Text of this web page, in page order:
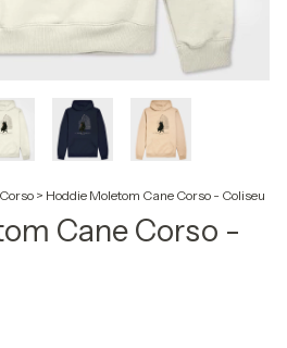
> Hoddie Moletom Cane Corso - Coliseu
Cane Corso -